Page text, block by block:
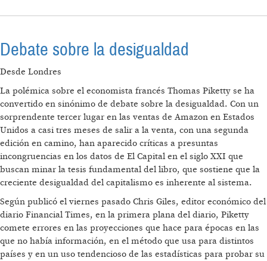
Debate sobre la desigualdad
Desde Londres
La polémica sobre el economista francés Thomas Piketty se ha
convertido en sinónimo de debate sobre la desigualdad. Con un
sorprendente tercer lugar en las ventas de Amazon en Estados
Unidos a casi tres meses de salir a la venta, con una segunda
edición en camino, han aparecido críticas a presuntas
incongruencias en los datos de El Capital en el siglo XXI que
buscan minar la tesis fundamental del libro, que sostiene que la
creciente desigualdad del capitalismo es inherente al sistema.
Según publicó el viernes pasado Chris Giles, editor económico del
diario Financial Times, en la primera plana del diario, Piketty
comete errores en las proyecciones que hace para épocas en las
que no había información, en el método que usa para distintos
países y en un uso tendencioso de las estadísticas para probar su